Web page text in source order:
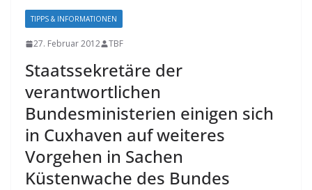
TIPPS & INFORMATIONEN
27. Februar 2012 TBF
Staatssekretäre der
verantwortlichen
Bundesministerien einigen sich
in Cuxhaven auf weiteres
Vorgehen in Sachen
Küstenwache des Bundes